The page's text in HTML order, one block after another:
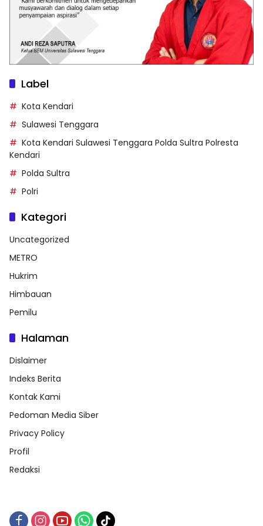
Label
Kota Kendari
Sulawesi Tenggara
Kota Kendari Sulawesi Tenggara Polda Sultra Polresta
Kendari
Polda Sultra
Polri
Kategori
Uncategorized
METRO
Hukrim
Himbauan
Pemilu
Halaman
Dislaimer
Indeks Berita
Kontak Kami
Pedoman Media Siber
Privacy Policy
Profil
Redaksi